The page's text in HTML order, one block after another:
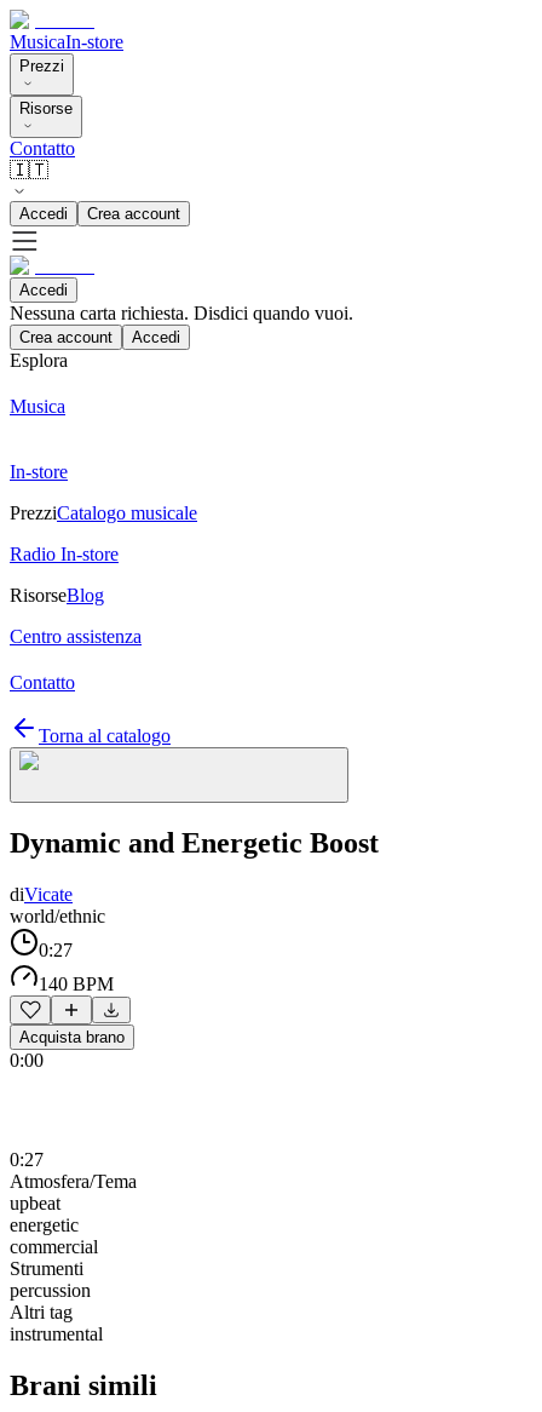
MusicaIn-store
Prezzi
Risorse
Contatto
🇮🇹
Accedi Crea account
Accedi
Nessuna carta richiesta. Disdici quando vuoi.
Crea account Accedi
Esplora
Musica
In-store
PrezziCatalogo musicale
Radio In-store
RisorseBlog
Centro assistenza
Contatto
Torna al catalogo
Dynamic and Energetic Boost
diVicate
world/ethnic
0:27
140 BPM
Acquista brano
0:00
0:27
Atmosfera/Tema
upbeat
energetic
commercial
Strumenti
percussion
Altri tag
instrumental
Brani simili